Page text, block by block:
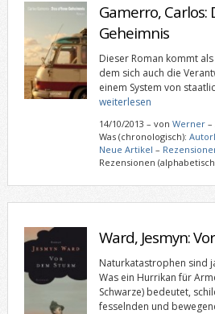
Gamerro, Carlos:
Geheimnis
Dieser Roman kommt
dem sich auch die
einem System von
weiterlesen
14/10/2013 – von Werner–
Was (chronologisch):
Neue Artikel –
Rezensionen
Ward, Jesmyn:
Naturkatastrophen sind
Was ein Hurrikan für
Schwarze) bedeutet,
fesselnden und